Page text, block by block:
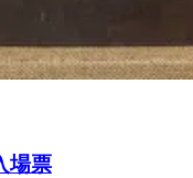
場票